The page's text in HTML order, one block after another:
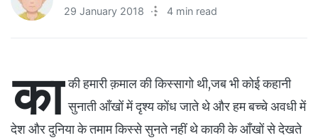
29 January 2018 · 4 min read
का की हमारी क़माल की किस्सागो थी,जब भी कोई कहानी
सुनाती आँखों में दृश्य कोंध जाते थे और हम बच्चे अवधी में
देश और दुनिया के तमाम किस्से सुनते नहीं थे काकी के आँखों से देखते